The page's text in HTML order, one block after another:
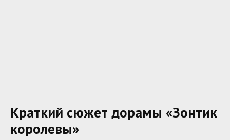
Краткий сюжет дорамы «Зонтик
королевы»